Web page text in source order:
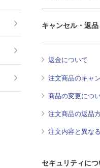
キャンセル・返
返金について
注文商品のキャ
商品の変更につ
注文商品の返品
注文内容と異な
セキュリティにつ